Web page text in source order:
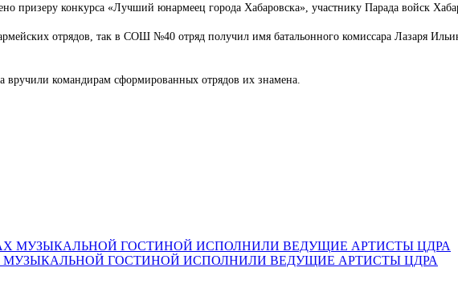
призеру конкурса «Лучший юнармеец города Хабаровска», участнику Парада войск
отрядов, так в СОШ №40 отряд получил имя батальонного комиссара Лазаря
командирам сформированных отрядов их знамена.
ГОСТИНОЙ ИСПОЛНИЛИ ВЕДУЩИЕ АРТИСТЫ ЦДРА